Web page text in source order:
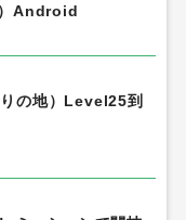
Android
の地）Level25到